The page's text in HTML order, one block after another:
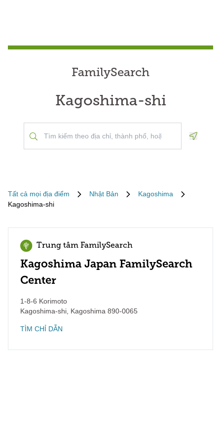
FamilySearch
Kagoshima-shi
Tất cả mọi địa điểm Nhật Bản
Kagoshima
Kagoshima-shi
Trung tâm FamilySearch
Kagoshima Japan FamilySearch
Center
1-8-6 Korimoto
Kagoshima-shi Kagoshima 890-0065
TÌM CHỈ DẪN